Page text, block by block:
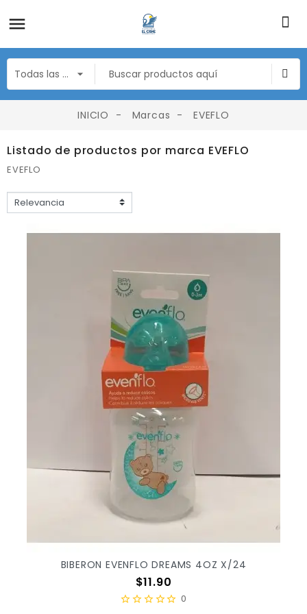
INICIO Marcas EVEFLO
Listado de productos por marca EVEFLO
EVEFLO
BIBERON EVENFLO DREAMS 4OZ X/24
Precio
$11.90
0